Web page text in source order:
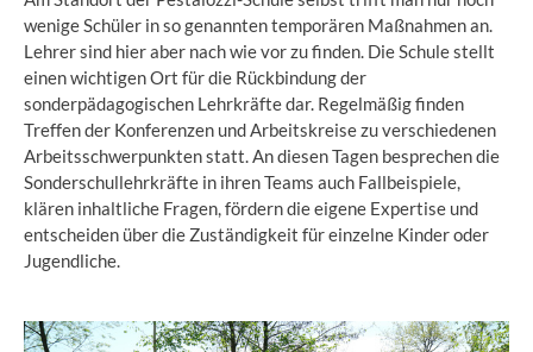
wenige Schüler in so genannten temporären Maßnahmen an.
Lehrer sind hier aber nach wie vor zu finden. Die Schule stellt
einen wichtigen Ort für die Rückbindung der
sonderpädagogischen Lehrkräfte dar. Regelmäßig finden
Treffen der Konferenzen und Arbeitskreise zu verschiedenen
Arbeitsschwerpunkten statt. An diesen Tagen besprechen die
Sonderschullehrkräfte in ihren Teams auch Fallbeispiele,
klären inhaltliche Fragen, fördern die eigene Expertise und
entscheiden über die Zuständigkeit für einzelne Kinder oder
Jugendliche.